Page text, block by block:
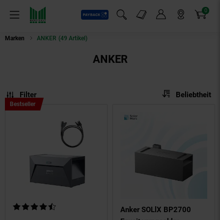
Menü
Payback
Suchfeld einblenden
Markt-Angebote 0
Artikel
Marken ANKER (49 Artikel)
ANKER
Filter Sortierung:
Beliebtheit
Kundenbewertung: 4,54 von 5 Sternen
BestsellerBestseller,
Kategorie
Anker SOLlX BP2700